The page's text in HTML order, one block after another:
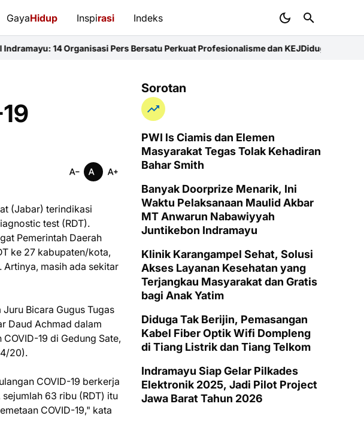
GayaHidup Inspirasi Indeks
Pers Bersatu Perkuat Profesionalisme dan KEJDiduga Sunat Ketebalan Jalan
(Jabar) terindikasi
test (RDT).
Pemerintah Daerah
ke 27 kabupaten/kota,
masih ada sekitar
Bicara Gugus Tugas
Daud Achmad dalam
19 di Gedung Sate,
20).
COVID-19 berkerja
63 ribu (RDT) itu
COVID-19," kata
Sorotan
PWI ls Ciamis dan Elemen
Masyarakat Tegas Tolak Kehadiran
Bahar Smith
Banyak Doorprize Menarik, Ini
Waktu Pelaksanaan Maulid Akbar
MT Anwarun Nabawiyyah
Juntikebon Indramayu
Klinik Karangampel Sehat, Solusi
Akses Layanan Kesehatan yang
Terjangkau Masyarakat dan Gratis
bagi Anak Yatim
Diduga Tak Berijin, Pemasangan
Kabel Fiber Optik Wifi Dompleng
di Tiang Listrik dan Tiang Telkom
Indramayu Siap Gelar Pilkades
Elektronik 2025, Jadi Pilot Project
Jawa Barat Tahun 2026